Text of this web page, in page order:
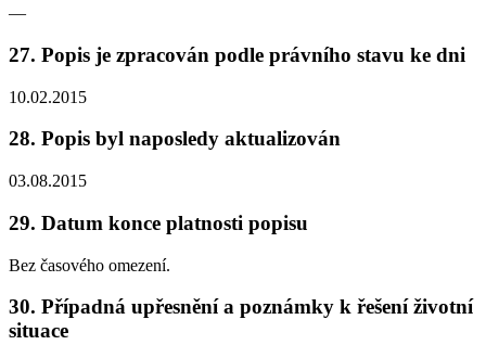
—
27. Popis je zpracován podle právního stavu ke dni
10.02.2015
28. Popis byl naposledy aktualizován
03.08.2015
29. Datum konce platnosti popisu
Bez časového omezení.
30. Případná upřesnění a poznámky k řešení životní
situace